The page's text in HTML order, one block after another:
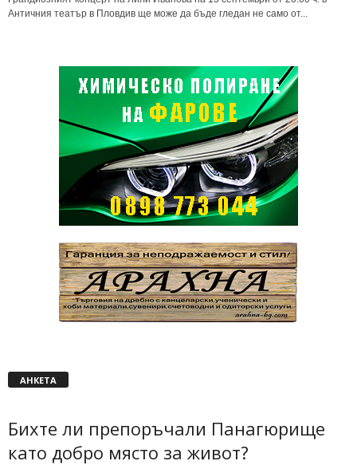
Античния театър в Пловдив ще може да бъде гледан не само от...
АНКЕТА
Бихте ли препоръчали Панагюрище
като добро място за живот?